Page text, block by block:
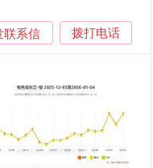
联系信 拨打电话